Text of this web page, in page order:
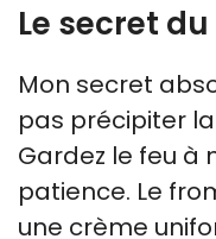
Le secret
Mon secret
pas précipiter
Gardez le feu à
patience. Le
une crème